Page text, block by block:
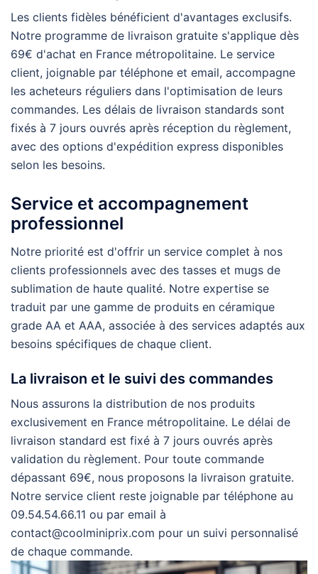
Les clients fidèles bénéficient d'avantages exclusifs.
Notre programme de livraison gratuite s'applique dès
69€ d'achat en France métropolitaine. Le service
client, joignable par téléphone et email, accompagne
les acheteurs réguliers dans l'optimisation de leurs
commandes. Les délais de livraison standards sont
fixés à 7 jours ouvrés après réception du règlement,
avec des options d'expédition express disponibles
selon les besoins.
Service et accompagnement
professionnel
Notre priorité est d'offrir un service complet à nos
clients professionnels avec des tasses et mugs de
sublimation de haute qualité. Notre expertise se
traduit par une gamme de produits en céramique
grade AA et AAA, associée à des services adaptés aux
besoins spécifiques de chaque client.
La livraison et le suivi des commandes
Nous assurons la distribution de nos produits
exclusivement en France métropolitaine. Le délai de
livraison standard est fixé à 7 jours ouvrés après
validation du règlement. Pour toute commande
dépassant 69€, nous proposons la livraison gratuite.
Notre service client reste joignable par téléphone au
09.54.54.66.11 ou par email à
contact@coolminiprix.com pour un suivi personnalisé
de chaque commande.